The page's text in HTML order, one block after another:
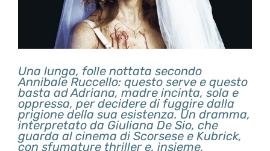
Una lunga, folle nottata secondo
Annibale Ruccello: questo serve e questo
basta ad Adriana, madre incinta, sola e
oppressa, per decidere di fuggire dalla
prigione della sua esistenza. Un dramma,
interpretato da Giuliana De Sio, che
guarda al cinema di Scorsese e Kubrick,
con sfumature thriller e, insieme,